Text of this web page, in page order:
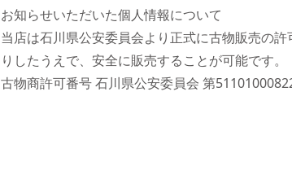
お知らせいただいた個人情報について
当店は石川県公安委員会より正式に古物販売の
りしたうえで、安全に販売することが可能です。
古物商許可番号 石川県公安委員会 第